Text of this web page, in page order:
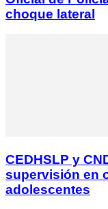
choque lateral
CEDHSLP y
supervisión en
adolescentes